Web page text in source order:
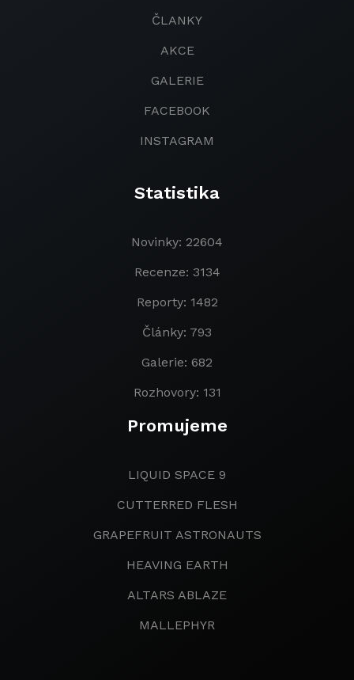
ČLANKY
AKCE
GALERIE
FACEBOOK
INSTAGRAM
Statistika
Novinky: 22604
Recenze: 3134
Reporty: 1482
Články: 793
Galerie: 682
Rozhovory: 131
Promujeme
LIQUID SPACE 9
CUTTERRED FLESH
GRAPEFRUIT ASTRONAUTS
HEAVING EARTH
ALTARS ABLAZE
MALLEPHYR